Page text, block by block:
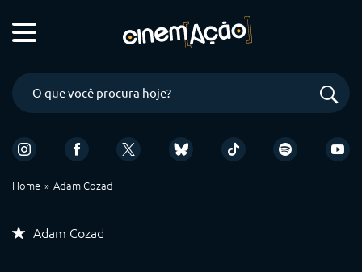
Home Adam Cozad
Adam Cozad